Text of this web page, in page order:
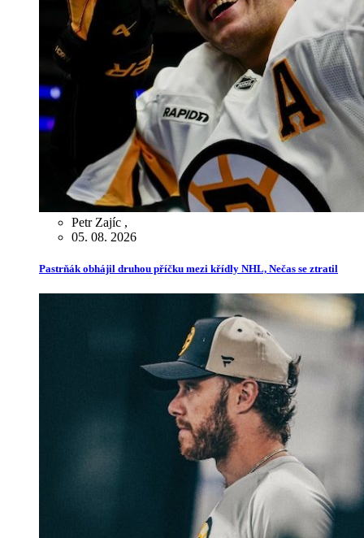
Petr Zajíc ,
05. 08. 2026
Pastrňák obhájil druhou příčku mezi křídly NHL, Nečas se ztratil